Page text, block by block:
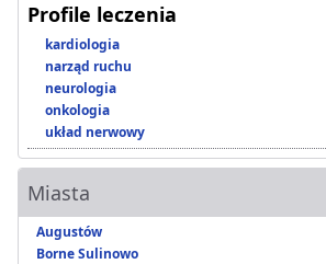
Profile leczenia
kardiologia
narząd ruchu
neurologia
onkologia
układ nerwowy
Miasta
Augustów
Borne Sulinowo